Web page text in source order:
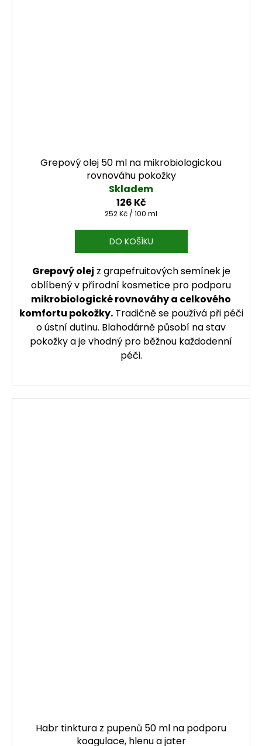
Grepový olej 50 ml na mikrobiologickou
rovnováhu pokožky
Skladem
126 Kč
Měrná cena:
252 Kč / 100 ml
DO KOŠÍKU
Grepový olej z grapefruitových semínek je
oblíbený v přírodní kosmetice pro podporu
mikrobiologické rovnováhy a celkového
komfortu pokožky.Tradičně se používá při péči
o ústní dutinu. Blahodárně působí na stav
pokožky a je vhodný pro běžnou každodenní
péči.
Habr tinktura z pupenů 50 ml na podporu
koagulace, hlenu a jater